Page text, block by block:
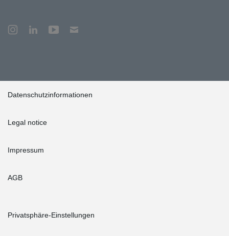
Datenschutzinformationen
Legal notice
Impressum
AGB
Privatsphäre-Einstellungen